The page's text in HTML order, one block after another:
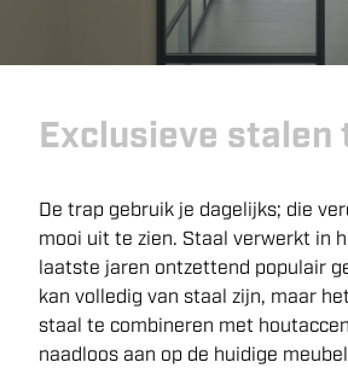
Exclusieve stalen
De trap gebruik je dagelijks; die
mooi uit te zien. Staal verwerkt in
laatste jaren ontzettend populair
kan volledig van staal zijn, maar
staal te combineren met
naadloos aan op de huidige